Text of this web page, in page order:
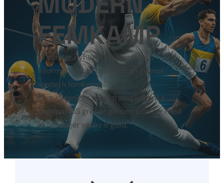
FEMKAMP
Vi samlar nyheter, tävlingar och
information om träning från svensk
modern femkamp.
En av Sveriges mest framgångsrika
sommar OS grenar genom tiderna, med
19 medaljer varav 9 guld.